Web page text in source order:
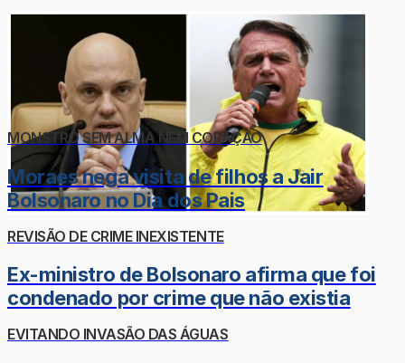
MONSTRO SEM ALMA NEM CORAÇÃO
Moraes nega visita de filhos a Jair
Bolsonaro no Dia dos Pais
REVISÃO DE CRIME INEXISTENTE
Ex-ministro de Bolsonaro afirma que foi
condenado por crime que não existia
EVITANDO INVASÃO DAS ÁGUAS